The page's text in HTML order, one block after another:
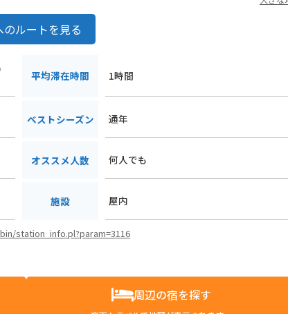
のルートを見る
平均滞在時間 1時間
ベストシーズン 通年
オススメ人数 何人でも
施設 屋内
station_info.pl?param=3116
周辺の宿を探す